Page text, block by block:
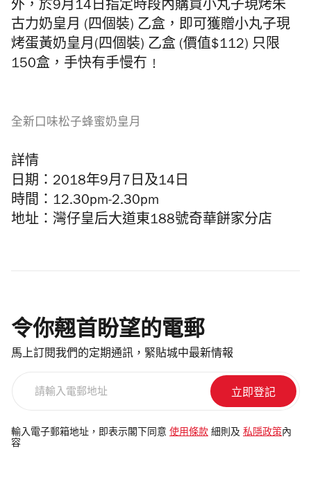
外，於9月14日指定時段內購買小丸子現烤朱
古力奶皇月 (四個裝) 乙盒，即可獲贈小丸子現
烤蛋黃奶皇月(四個裝) 乙盒 (價值$112) 只限
150盒，手快有手慢冇﹗
全新口味松子蜂蜜奶皇月
詳情
日期：2018年9月7日及14日
時間：12.30pm-2.30pm
地址：灣仔皇后大道東188號奇華餅家分店
令你翹首盼望的電郵
馬上訂閱我們的定期通訊，緊貼城中最新情報
電
郵
輸入電子郵箱地址，即表示閣下同意 使用條款 細則及 私隱政策 內
容